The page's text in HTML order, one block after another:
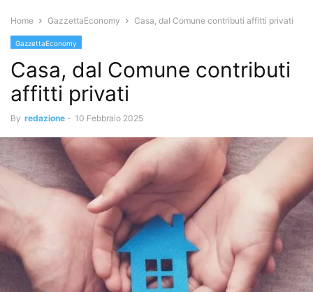
Home GazzettaEconomy Casa, dal Comune contributi affitti privati
GazzettaEconomy
Casa, dal Comune contributi
affitti privati
By redazione - 10 Febbraio 2025